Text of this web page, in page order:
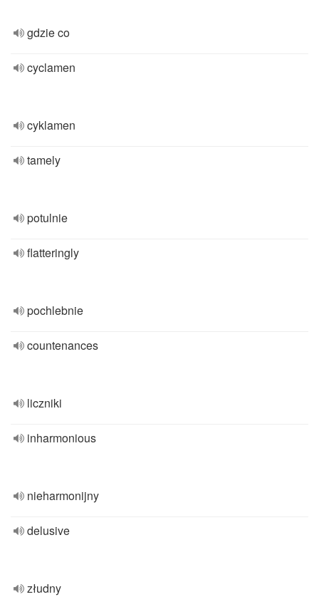
gdzie co
cyclamen
cyklamen
tamely
potulnie
flatteringly
pochlebnie
countenances
liczniki
inharmonious
nieharmonijny
delusive
złudny